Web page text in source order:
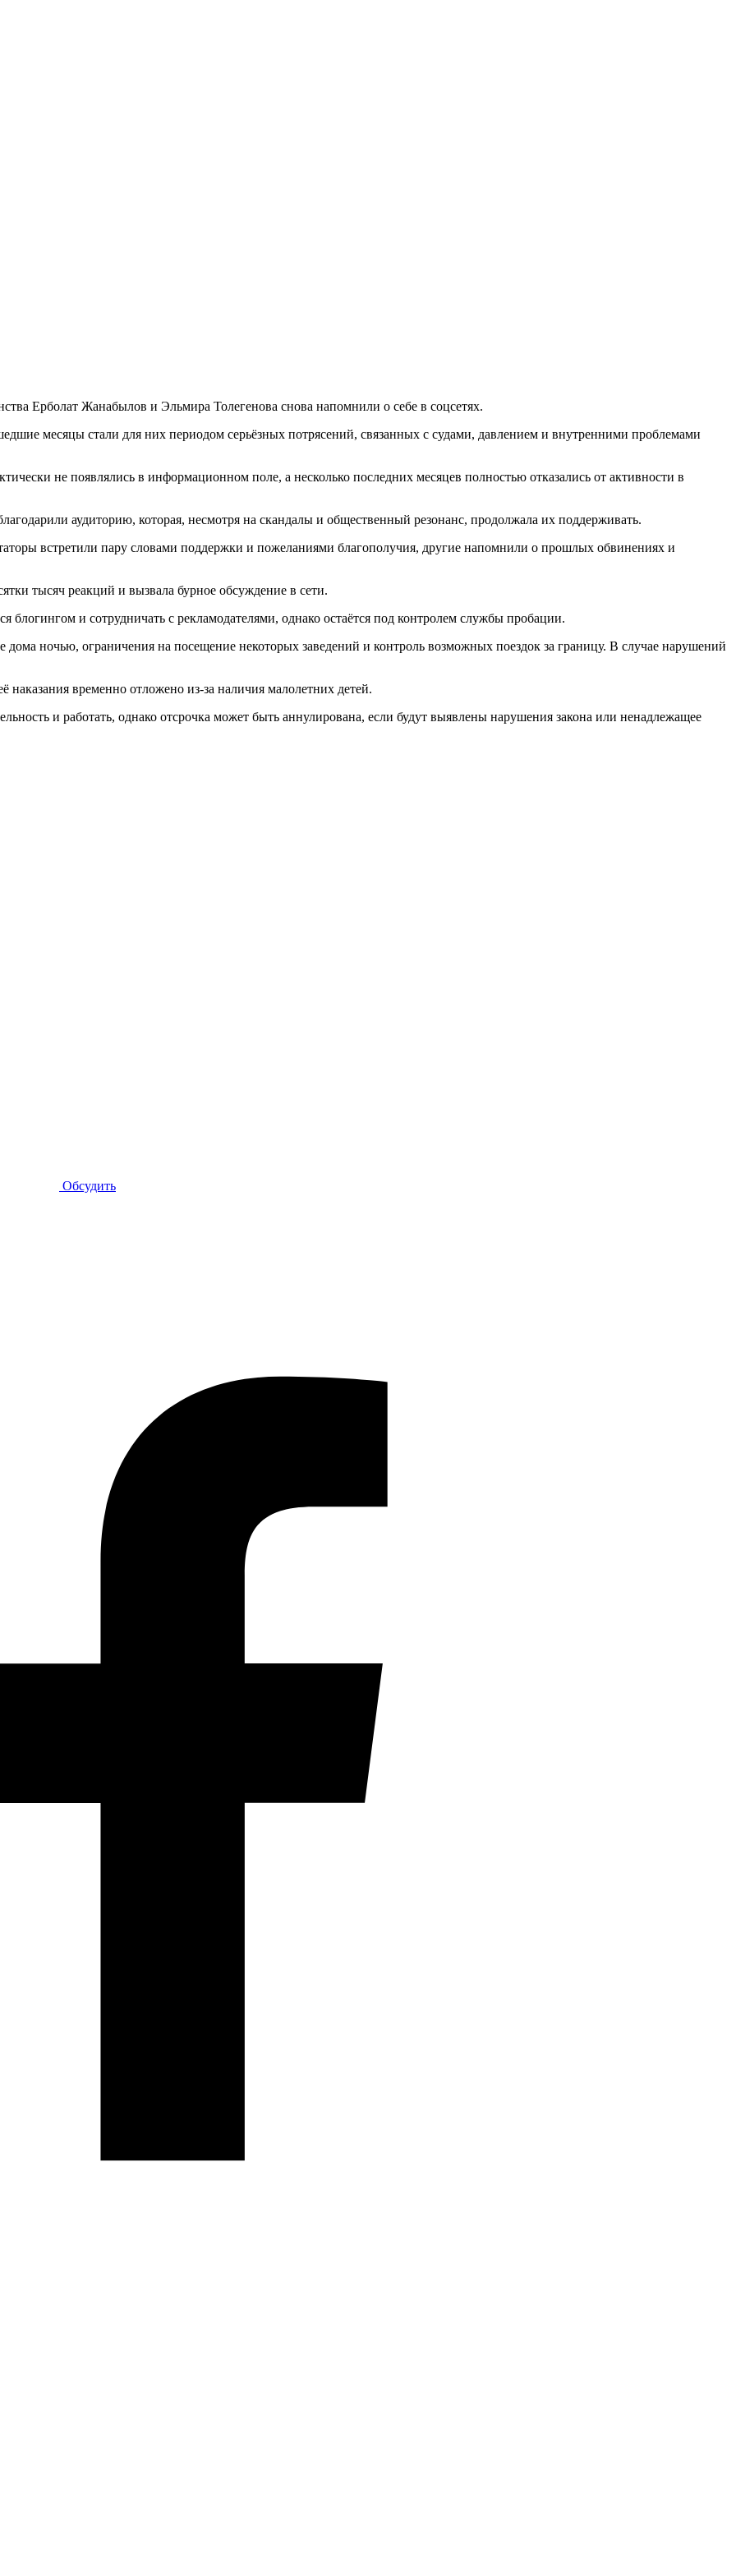
Ерболат Жанабылов и Эльмира Толегенова снова напомнили о себе в соцсетях.
месяцы стали для них периодом серьёзных потрясений, связанных с судами, давлением и внутренними проблемами
не появлялись в информационном поле, а несколько последних месяцев полностью отказались от активности в
аудиторию, которая, несмотря на скандалы и общественный резонанс, продолжала их поддерживать.
встретили пару словами поддержки и пожеланиями благополучия, другие напомнили о прошлых обвинениях и
тысяч реакций и вызвала бурное обсуждение в сети.
и сотрудничать с рекламодателями, однако остаётся под контролем службы пробации.
дома ночью, ограничения на посещение некоторых заведений и контроль возможных поездок за границу. В случае нарушений
временно отложено из-за наличия малолетних детей.
и работать, однако отсрочка может быть аннулирована, если будут выявлены нарушения закона или ненадлежащее
Обсудить